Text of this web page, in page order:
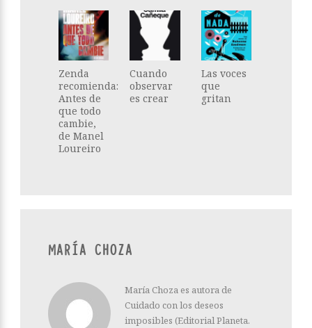
Zenda
recomienda:
Antes de
que todo
cambie,
de Manel
Loureiro
Cuando
observar
es crear
Las voces
que
gritan
MARÍA CHOZA
María Choza es autora de
Cuidado con los deseos
imposibles (Editorial Planeta.